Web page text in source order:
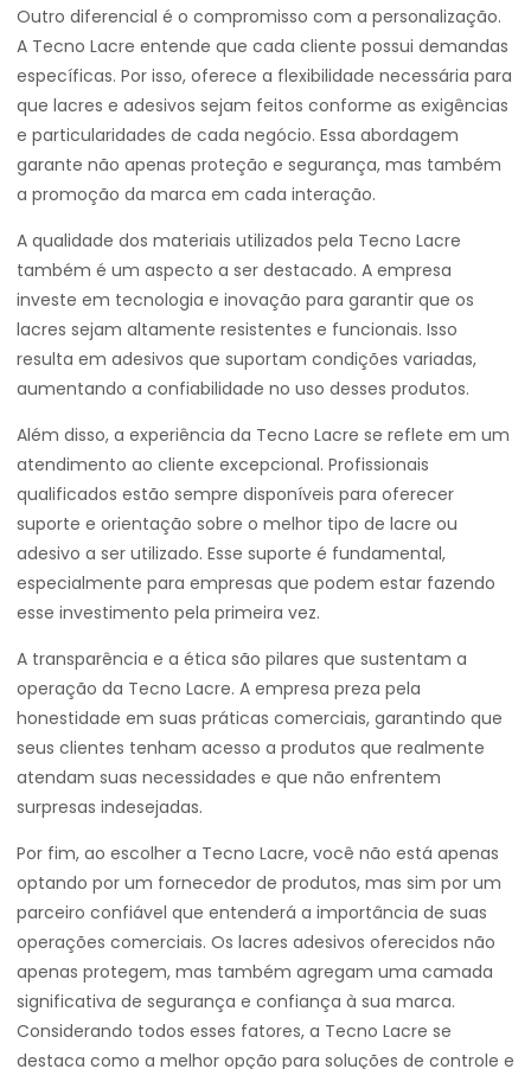
Outro diferencial é o compromisso com a personalização.
A Tecno Lacre entende que cada cliente possui demandas
específicas. Por isso, oferece a flexibilidade necessária para
que lacres e adesivos sejam feitos conforme as exigências
e particularidades de cada negócio. Essa abordagem
garante não apenas proteção e segurança, mas também
a promoção da marca em cada interação.
A qualidade dos materiais utilizados pela Tecno Lacre
também é um aspecto a ser destacado. A empresa
investe em tecnologia e inovação para garantir que os
lacres sejam altamente resistentes e funcionais. Isso
resulta em adesivos que suportam condições variadas,
aumentando a confiabilidade no uso desses produtos.
Além disso, a experiência da Tecno Lacre se reflete em um
atendimento ao cliente excepcional. Profissionais
qualificados estão sempre disponíveis para oferecer
suporte e orientação sobre o melhor tipo de lacre ou
adesivo a ser utilizado. Esse suporte é fundamental,
especialmente para empresas que podem estar fazendo
esse investimento pela primeira vez.
A transparência e a ética são pilares que sustentam a
operação da Tecno Lacre. A empresa preza pela
honestidade em suas práticas comerciais, garantindo que
seus clientes tenham acesso a produtos que realmente
atendam suas necessidades e que não enfrentem
surpresas indesejadas.
Por fim, ao escolher a Tecno Lacre, você não está apenas
optando por um fornecedor de produtos, mas sim por um
parceiro confiável que entenderá a importância de suas
operações comerciais. Os lacres adesivos oferecidos não
apenas protegem, mas também agregam uma camada
significativa de segurança e confiança à sua marca.
Considerando todos esses fatores, a Tecno Lacre se
destaca como a melhor opção para soluções de controle e